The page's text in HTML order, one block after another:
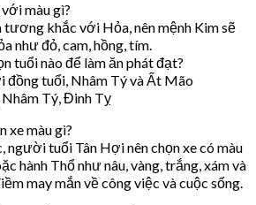
màu gì?
tương khắc với Hỏa, nên mệnh Kim sẽ
như đỏ, cam, hồng, tím.
tuổi nào để làm ăn phát đạt?
đồng tuổi, Nhâm Tý và Ất Mão
Tý, Đinh Tỵ
xe màu gì?
người tuổi Tân Hợi nên chọn xe có màu
hành Thổ như nâu, vàng, trắng, xám và
may mắn về công việc và cuộc sống.